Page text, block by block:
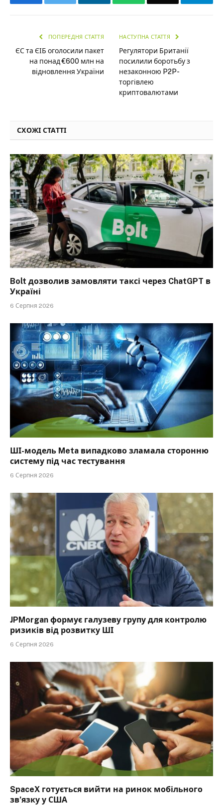
ПОПЕРЕДНЯ СТАТТЯ
ЄС та ЄІБ оголосили пакет
на понад €600 млн на
відновлення України
НАСТУПНА СТАТТЯ
Регулятори Британії
посилили боротьбу з
незаконною P2P-
торгівлею
криптовалютами
СХОЖІ СТАТТІ
Bolt дозволив замовляти таксі через ChatGPT в
Україні
6 Серпня 2026
ШІ-модель Meta випадково зламала сторонню
систему під час тестування
6 Серпня 2026
JPMorgan формує галузеву групу для контролю
ризиків від розвитку ШІ
6 Серпня 2026
SpaceX готується вийти на ринок мобільного
зв’язку у США